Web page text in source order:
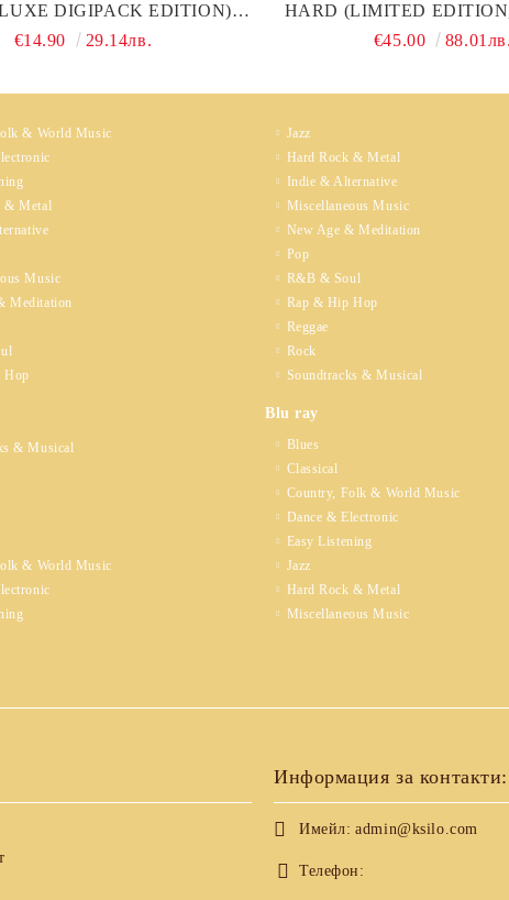
DIGIPACK EDITION)
(2CD)
€14.90 29.14лв.
HARD (LIMITED
BLACK MARBLED) (2
€45.00
& World Music
& Metal
Music
Meditation
Hop
& Musical
& World Music
Jazz
Hard Rock & Metal
Indie & Alternative
Miscellaneous Music
New Age & Meditation
Pop
R&B & Soul
Rap & Hip Hop
Reggae
Rock
Soundtracks & Musical
Blu ray
Blues
Classical
Country, Folk & World Music
Dance & Electronic
Easy Listening
Jazz
Hard Rock & Metal
Miscellaneous Music
Информация за контакти:
Имейл: admin@ksilo.com
Телефон: